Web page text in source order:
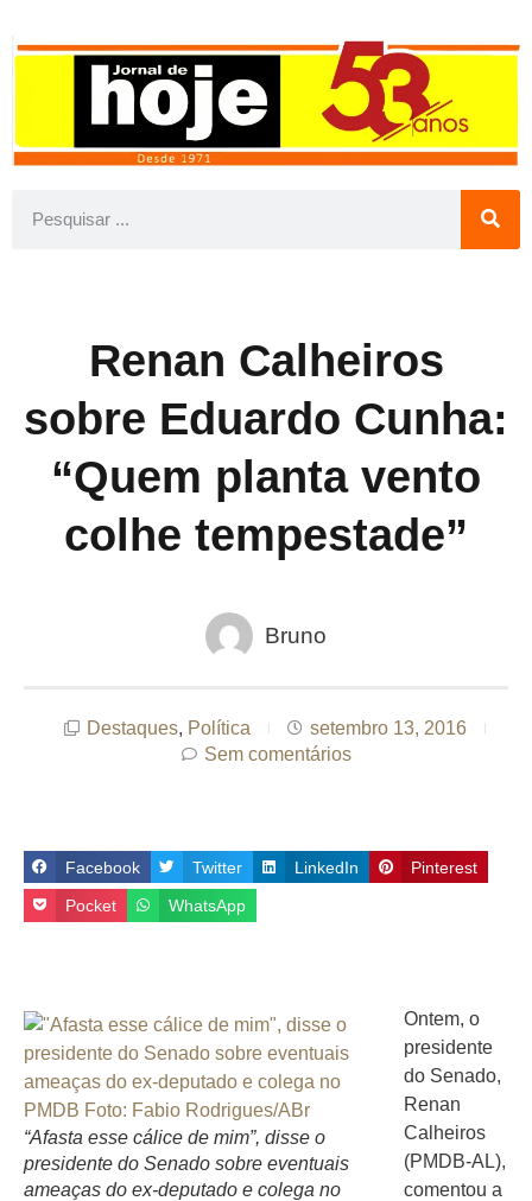
Renan Calheiros
sobre Eduardo Cunha:
“Quem planta vento
colhe tempestade”
Bruno
Destaques, Política
setembro 13, 2016
Sem comentários
Facebook Twitter LinkedIn Pinterest
Pocket WhatsApp
“Afasta esse cálice de mim”, disse o
presidente do Senado sobre eventuais
ameaças do ex-deputado e colega no
Ontem, o
presidente
do Senado,
Renan
Calheiros
(PMDB-AL),
comentou a